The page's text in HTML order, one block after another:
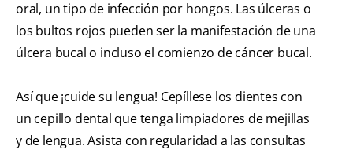
oral, un tipo de infección por hongos. Las úlceras o
los bultos rojos pueden ser la manifestación de una
úlcera bucal o incluso el comienzo de cáncer bucal.
Así que ¡cuide su lengua! Cepíllese los dientes con
un cepillo dental que tenga limpiadores de mejillas
y de lengua. Asista con regularidad a las consultas